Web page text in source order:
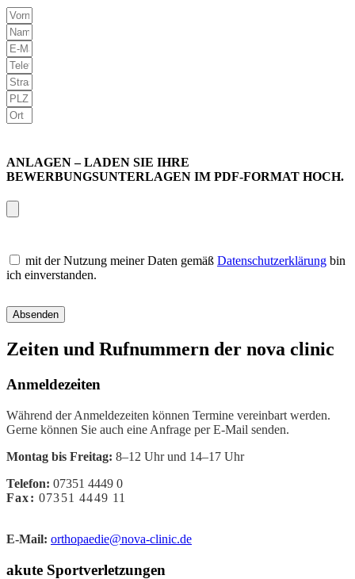
ANLAGEN – LADEN SIE IHRE
BEWERBUNGSUNTERLAGEN IM PDF-FORMAT HOCH.
mit der Nutzung meiner Daten gemäß Datenschutzerklärung bin
ich einverstanden.
Absenden
Zeiten und Rufnummern der nova clinic
Anmeldezeiten
Während der Anmeldezeiten können Termine vereinbart werden.
Gerne können Sie auch eine Anfrage per E-Mail senden.
Montag bis Freitag: 8–12 Uhr und 14–17 Uhr
Telefon: 07351 4449 0
Fax: 07351 4449 11
E-Mail: orthopaedie@nova-clinic.de
akute Sportverletzungen